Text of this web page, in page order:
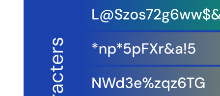
導入事例
セキュリティ＆信頼